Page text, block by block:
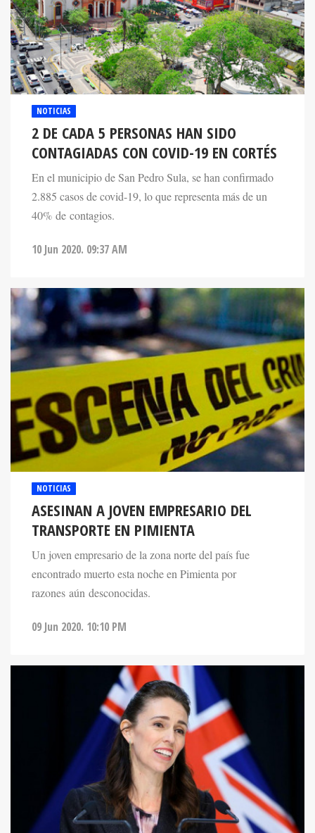
NOTICIAS
2 DE CADA 5 PERSONAS HAN SIDO
CONTAGIADAS CON COVID-19 EN CORTÉS
En el municipio de San Pedro Sula, se han confirmado
2.885 casos de covid-19, lo que representa más de un
40% de contagios.
10 Jun 2020. 09:37 AM
NOTICIAS
ASESINAN A JOVEN EMPRESARIO DEL
TRANSPORTE EN PIMIENTA
Un joven empresario de la zona norte del país fue
encontrado muerto esta noche en Pimienta por
razones aún desconocidas.
09 Jun 2020. 10:10 PM